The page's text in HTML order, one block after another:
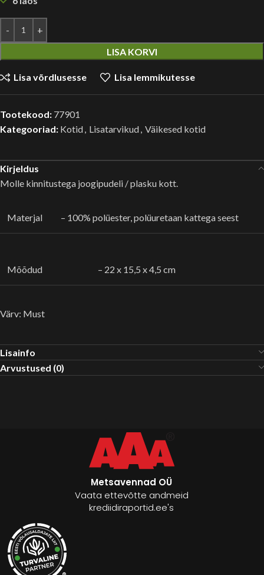
LISA KORVI
Lisa võrdlusesse Lisa lemmikutesse
Tootekood: 77901
Kategooriad: Kotid Lisatarvikud Väikesed kotid
Kirjeldus
Molle kinnitustega joogipudeli / plasku kott.
Materjal – 100% polüester, polüuretaan kattega seest
Mõõdud – 22 x 15,5 x 4,5 cm
Värv: Must
Lisainfo
Arvustused (0)
Metsavennad OÜ
Vaata ettevõtte andmeid
krediidiraportid.ee's